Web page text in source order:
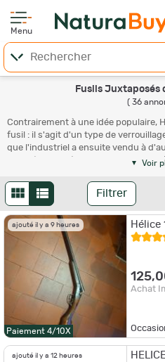
Menu
Fusils Juxtaposés
( 36
Contrairement à une idée populaire,
fusil : il s'agit d'un type de
que l'industriel a ensuite vendu à
bien sûr installé sur plusieurs de ses
ateliers. Dans l'ensemble, les fusils
qualité.
Voir
Filtrer
ajouté il y a 9 heures
Paiement 4/10X
Hélice
Achat
ajouté il y a 12 heures